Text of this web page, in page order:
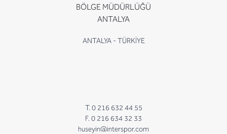
BÖLGE MÜDÜRLÜĞÜ
ANTALYA
ANTALYA - TÜRKİYE
T. 0 216 632 44 55
F. 0 216 634 32 33
huseyin@interspor.com